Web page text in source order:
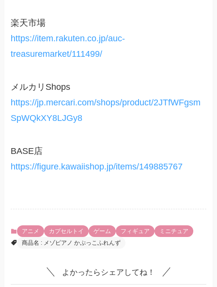
楽天市場
https://item.rakuten.co.jp/auc-
treasuremarket/111499/
メルカリShops
https://jp.mercari.com/shops/product/2JTfWFgsm
SpWQkXY8LJGy8
BASE店
https://figure.kawaiishop.jp/items/149885767
アニメ カプセルトイ ゲーム フィギュア
ミニチュア
商品名 : メゾピアノ かぷっこふれんず
よかったらシェアしてね！